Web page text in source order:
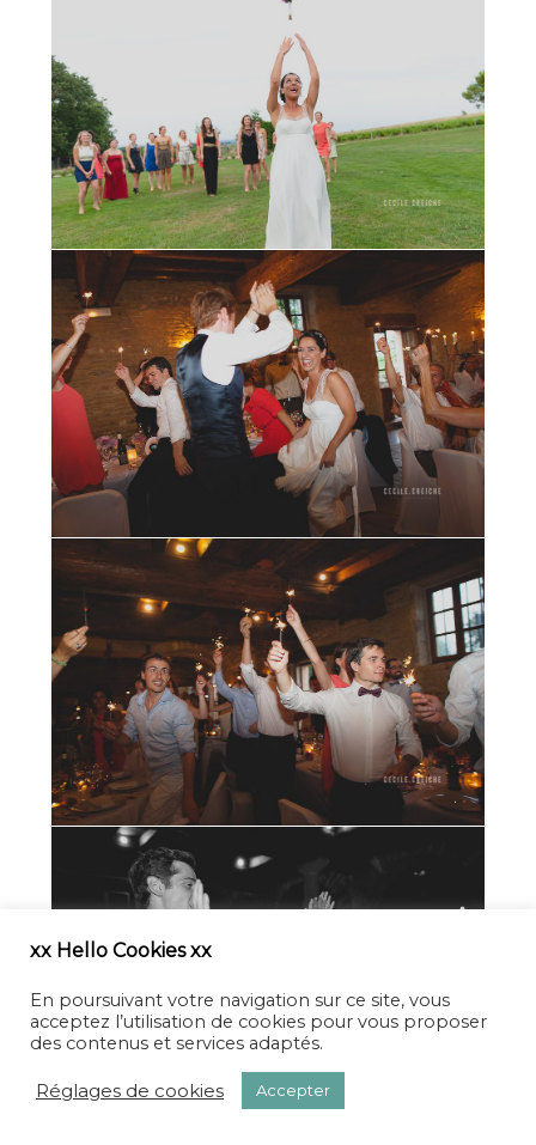
xx Hello Cookies xx
En poursuivant votre navigation sur ce site, vous
acceptez l’utilisation de cookies pour vous proposer
des contenus et services adaptés.
Réglages de cookies Accepter